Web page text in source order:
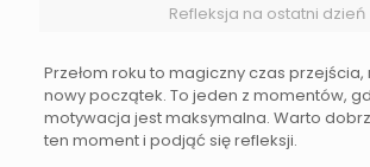
Refleksja na ostatni dzień
Przełom roku to magiczny czas
nowy początek. To jeden z momentów,
motywacja jest maksymalna. Warto
ten moment i podjąć się refleksji.